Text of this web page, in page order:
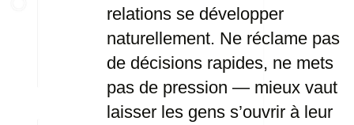
relations se développer
naturellement. Ne réclame pas
de décisions rapides, ne mets
pas de pression — mieux vaut
laisser les gens s’ouvrir à leur